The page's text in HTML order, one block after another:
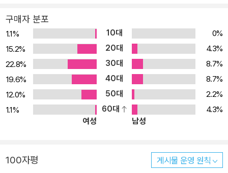
숙하지만, 소설에 따르면 ‘본다’는 개념조차 없는 사람들에게 ‘본다’는
행위는 무의미하다. 일정한 뜻을 품고 있는 개념만 그런 것은 아니다.
흔히 경험을 최고의 판단 기준으로 생각하지만, 그것은 지각 혹은 인
식하는 개개인에 따라 그 해석이 천차만별이다. 사건과 사고, 세계를
지각하는 방식에 따라 인식의 세계는 달라질 수밖에 없다. 날마다 발
생하는 인식론적 상황들 《뉴필로소퍼》 14호는 “인식의 세계, 인식
너머의 세계”를 주제로 인간의 ‘지각Perception’과 그것이 갖는 한
계에 대해 고찰한다. 널리 알려진 것처럼 인간의 지각은 주위 사람들
마음을 지닌 존재이기 때문에 사건과 사물을, 하여 세상을 이해하는
방식이 확연히 다를 수밖에 없다. 탁월한 심리 소설을 썼던 프랑스 출
구매자 분포
1.1% 10대
0%
15.2%
20대
4.3%
22.8%
30대
8.7%
19.6%
40대
8.7%
12.0%
50대
2.2%
1.1%
60대
4.3%
여성
남성
100자평 게시물 운영 원칙